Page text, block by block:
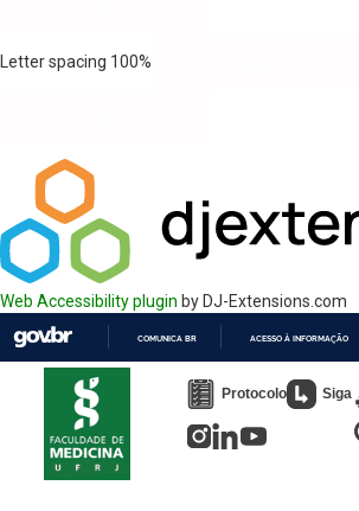
Letter spacing 100%
Web Accessibility plugin by DJ-Extensions.com
PARA
COMUNICA BR ACESSO À INFORMAÇÃO
Protocolo Siga